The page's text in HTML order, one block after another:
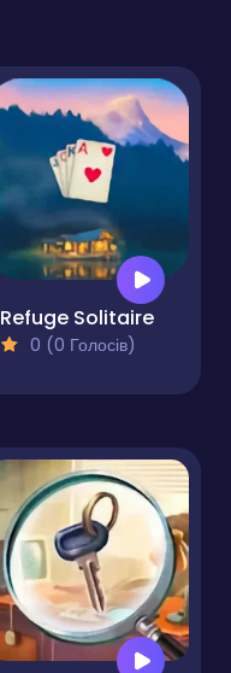
Refuge Solitaire
0 (0 Голосів)